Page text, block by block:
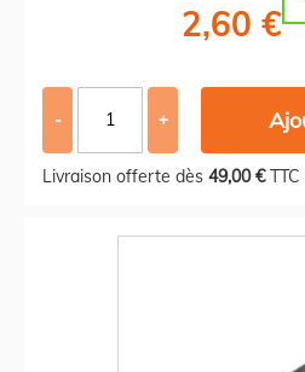
2,60 €
- +
Livraison offerte dès 49,00 €TTC